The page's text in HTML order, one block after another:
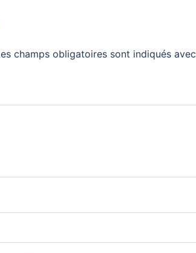
champs obligatoires sont indiqués avec